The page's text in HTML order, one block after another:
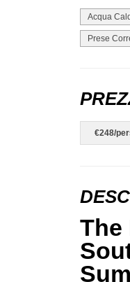
Acqua
Prese
€248/
The